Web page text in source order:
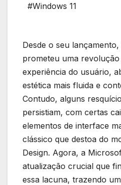
#Windows 11
Desde o seu lançamento,
prometeu uma
experiência do usuário,
estética mais fluida e
Contudo, alguns
persistiam, com certas
elementos de interface
clássico que destoa do
Design. Agora, a
atualização crucial que
essa lacuna, trazendo